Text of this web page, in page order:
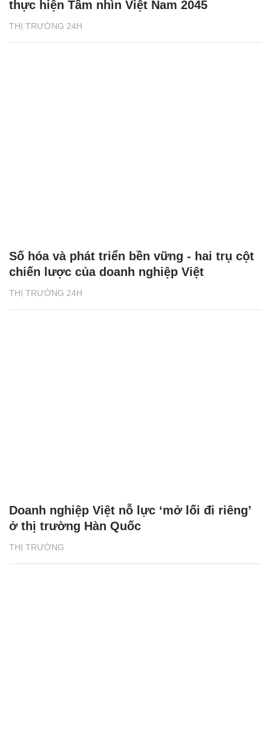
THỊ TRƯỜNG 24H
thực hiện Tầm nhìn Việt Nam 2045
THỊ TRƯỜNG 24H
Số hóa và phát triển bền vững - hai trụ cột
chiến lược của doanh nghiệp Việt
THỊ TRƯỜNG
Doanh nghiệp Việt nỗ lực ‘mở lối đi riêng’
ở thị trường Hàn Quốc